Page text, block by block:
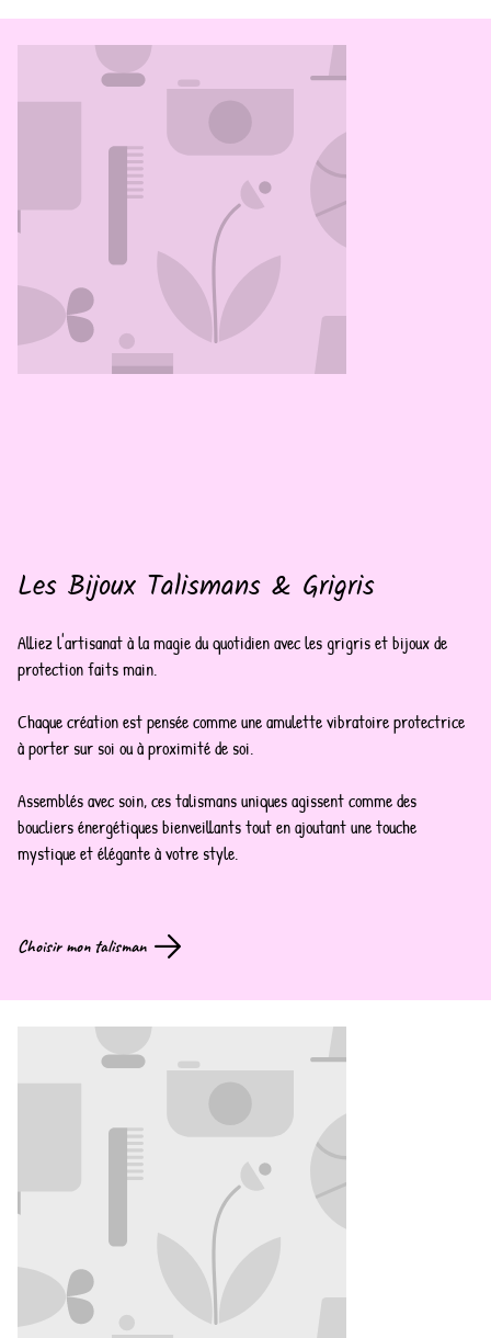
Les Bijoux Talismans & Grigris
Alliez l'artisanat à la magie du quotidien avec les grigris et bijoux de
protection faits main.
Chaque création est pensée comme une amulette vibratoire protectrice
à porter sur soi ou à proximité de soi.
Assemblés avec soin, ces talismans uniques agissent comme des
boucliers énergétiques bienveillants tout en ajoutant une touche
mystique et élégante à votre style.
Choisir mon talisman